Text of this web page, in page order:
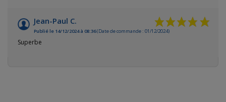
Jean-Paul C.
Publié le 14/12/2024 à 08:36(Date de commande : 01/12/2024)
Superbe